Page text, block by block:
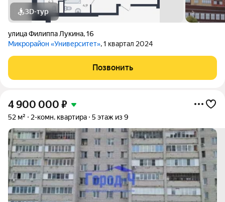
3D-тур
улица Филиппа Лукина,16
Микрорайон «Университет», 1 квартал 2024
Позвонить
4 900 000 ₽
52 м² 2-комн. квартира 5 этаж из 9